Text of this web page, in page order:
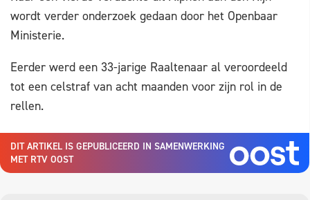
wordt verder onderzoek gedaan door het Openbaar
Ministerie.
Eerder werd een 33-jarige Raaltenaar al veroordeeld
tot een celstraf van acht maanden voor zijn rol in de
rellen.
DIT ARTIKEL IS GEPUBLICEERD IN SAMENWERKING
MET RTV OOST